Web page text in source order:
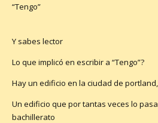
“Tengo”
Y sabes lector
Lo que implicó en escribir a “Tengo”?
Hay un edificio en la ciudad de
Un edificio que por tantas veces lo
bachillerato